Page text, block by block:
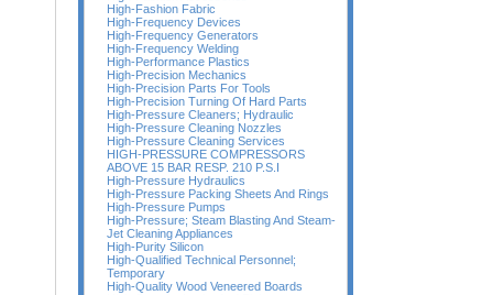
High-Fashion Fabric
High-Frequency Devices
High-Frequency Generators
High-Frequency Welding
High-Performance Plastics
High-Precision Mechanics
High-Precision Parts For Tools
High-Precision Turning Of Hard Parts
High-Pressure Cleaners; Hydraulic
High-Pressure Cleaning Nozzles
High-Pressure Cleaning Services
HIGH-PRESSURE COMPRESSORS
ABOVE 15 BAR RESP. 210 P.S.I
High-Pressure Hydraulics
High-Pressure Packing Sheets And Rings
High-Pressure Pumps
High-Pressure; Steam Blasting And Steam-
Jet Cleaning Appliances
High-Purity Silicon
High-Qualified Technical Personnel;
Temporary
High-Quality Wood Veneered Boards